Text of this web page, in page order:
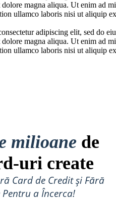
magna aliqua. Ut enim ad
ullamco laboris nisi ut aliquip
adipiscing elit, sed do
magna aliqua. Ut enim ad
ullamco laboris nisi ut aliquip
milioane de
uri create
Card de Credit și Fără
a Încerca!